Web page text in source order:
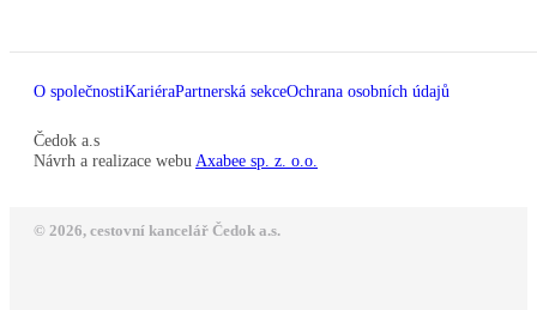
O společnostiKariéraPartnerská sekceOchrana osobních údajů
Čedok a.s
Návrh a realizace webu Axabee sp. z. o.o.
© 2026, cestovní kancelář Čedok a.s.